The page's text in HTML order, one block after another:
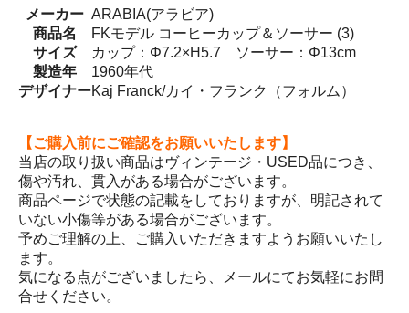
メーカー ARABIA(アラビア)
商品名
FKモデル コーヒーカップ＆ソーサー (3)
サイズ
カップ：Φ7.2×H5.7 ソーサー：Φ13cm
製造年
1960年代
デザイナーKaj Franck/カイ・フランク（フォルム）
【ご購入前にご確認をお願いいたします】
当店の取り扱い商品はヴィンテージ・USED品につき、
傷や汚れ、貫入がある場合がございます。
商品ページで状態の記載をしておりますが、明記されて
いない小傷等がある場合がございます。
予めご理解の上、ご購入いただきますようお願いいたし
ます。
気になる点がございましたら、メールにてお気軽にお問
合せください。